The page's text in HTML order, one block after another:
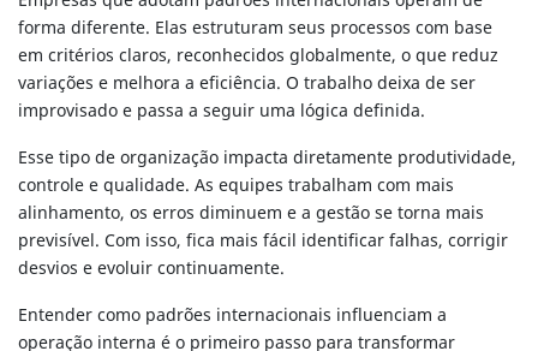
forma diferente. Elas estruturam seus processos com base
em critérios claros, reconhecidos globalmente, o que reduz
variações e melhora a eficiência. O trabalho deixa de ser
improvisado e passa a seguir uma lógica definida.
Esse tipo de organização impacta diretamente produtividade,
controle e qualidade. As equipes trabalham com mais
alinhamento, os erros diminuem e a gestão se torna mais
previsível. Com isso, fica mais fácil identificar falhas, corrigir
desvios e evoluir continuamente.
Entender como padrões internacionais influenciam a
operação interna é o primeiro passo para transformar